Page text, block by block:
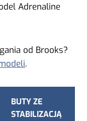
Adrenaline
od Brooks?
.
BUTY ZE
STABILIZACJĄ